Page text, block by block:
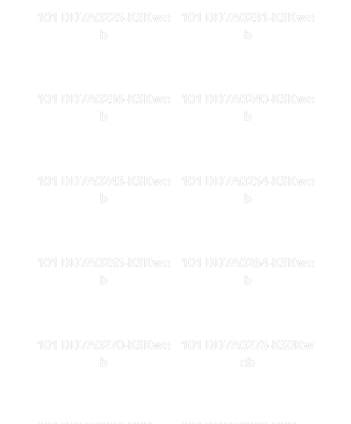
101 DD7A0225-KSKwe
b
101 DD7A0231-KSKwe
b
101 DD7A0236-KSKwe
b
101 DD7A0240-KSKwe
b
101 DD7A0243-KSKwe
b
101 DD7A0254-KSKwe
b
101 DD7A0255-KSKwe
b
101 DD7A0264-KSKwe
b
101 DD7A0270-KSKwe
b
101 DD7A0275-KS0Kw
eb